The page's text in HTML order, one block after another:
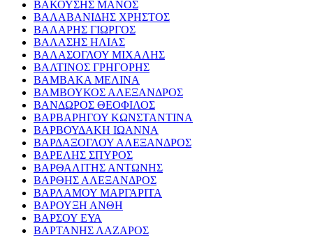
ΒΑΚΟΥΣΗΣ ΜΑΝΟΣ
ΒΑΛΑΒΑΝΙΔΗΣ ΧΡΗΣΤΟΣ
ΒΑΛΑΡΗΣ ΓΙΩΡΓΟΣ
ΒΑΛΑΣΗΣ ΗΛΙΑΣ
ΒΑΛΑΣΟΓΛΟΥ ΜΙΧΑΛΗΣ
ΒΑΛΤΙΝΟΣ ΓΡΗΓΟΡΗΣ
ΒΑΜΒΑΚΑ ΜΕΛΙΝΑ
ΒΑΜΒΟΥΚΟΣ ΑΛΕΞΑΝΔΡΟΣ
ΒΑΝΔΩΡΟΣ ΘΕΟΦΙΛΟΣ
ΒΑΡΒΑΡΗΓΟΥ ΚΩΝΣΤΑΝΤΙΝΑ
ΒΑΡΒΟΥΔΑΚΗ ΙΩΑΝΝΑ
ΒΑΡΔΑΞΟΓΛΟΥ ΑΛΕΞΑΝΔΡΟΣ
ΒΑΡΕΛΗΣ ΣΠΥΡΟΣ
ΒΑΡΘΑΛΙΤΗΣ ΑΝΤΩΝΗΣ
ΒΑΡΘΗΣ ΑΛΕΞΑΝΔΡΟΣ
ΒΑΡΛΑΜΟΥ ΜΑΡΓΑΡΙΤΑ
ΒΑΡΟΥΞΗ ΑΝΘΗ
ΒΑΡΣΟΥ ΕΥΑ
ΒΑΡΤΑΝΗΣ ΛΑΖΑΡΟΣ